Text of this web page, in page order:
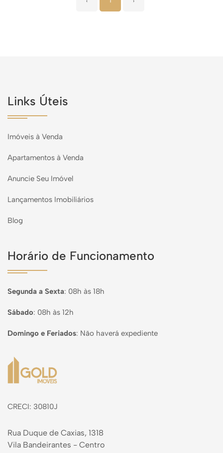
Links Úteis
Imóveis à Venda
Apartamentos à Venda
Anuncie Seu Imóvel
Lançamentos Imobiliários
Blog
Horário de Funcionamento
Segunda a Sexta: 08h às 18h
Sábado: 08h às 12h
Domingo e Feriados: Não haverá expediente
Página inicial
CRECI: 30810J
Rua Duque de Caxias, 1318
Vila Bandeirantes - Centro